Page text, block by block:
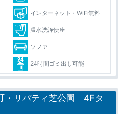
インターネット・WiFi無料
温水洗浄便座
ソファ
24時間ゴミ出し可能
・リバティ芝公園 4Fタ